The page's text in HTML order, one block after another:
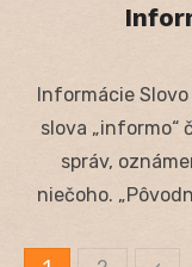
Informácie
slova „informo“
správ,
niečoho.